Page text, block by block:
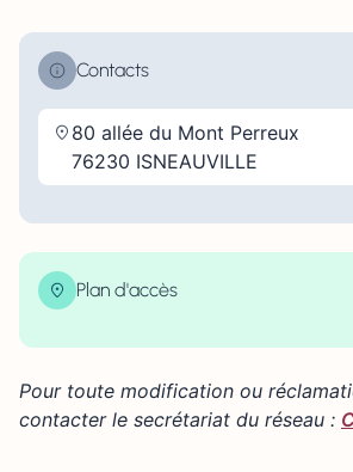
Contacts
80 allée du Mont Perreux
76230 ISNEAUVILLE
Plan d'accès
−
Pour toute modification ou
contacter le secrétariat du réseau :